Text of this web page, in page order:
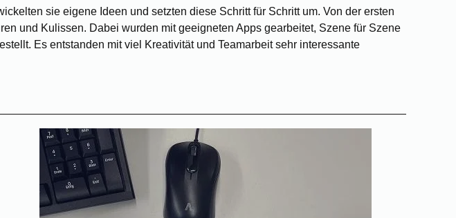
sie eigene Ideen und setzten diese Schritt für Schritt um. Von der ersten
und Kulissen. Dabei wurden mit geeigneten Apps gearbeitet, Szene für Szene
Es entstanden mit viel Kreativität und Teamarbeit sehr interessante